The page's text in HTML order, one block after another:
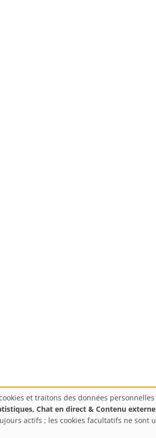
et traitons des données
Chat en direct & Contenu
actifs ; les cookies facultatifs ne sont